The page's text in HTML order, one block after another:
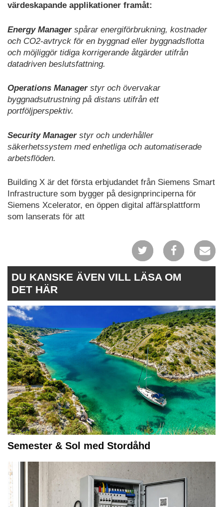
värdeskapande applikationer framåt:
Energy Managerspårar energiförbrukning, kostnader
och CO2-avtryck för en byggnad eller byggnadsflotta
och möjliggör tidiga korrigerande åtgärder utifrån
datadriven beslutsfattning.
Operations Managerstyr och övervakar
byggnadsutrustning på distans utifrån ett
portföljperspektiv.
Security Managerstyr och underhåller
säkerhetssystem med enhetliga och automatiserade
arbetsflöden.
Building X är det första erbjudandet från Siemens Smart
Infrastructure som bygger på designprinciperna för
Siemens Xcelerator, en öppen digital affärsplattform
som lanserats för att
DU KANSKE ÄVEN VILL LÄSA OM
DET HÄR
Semester & Sol med Stordåhd